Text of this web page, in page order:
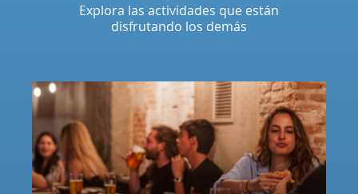
Explora las actividades que están
disfrutando los demás